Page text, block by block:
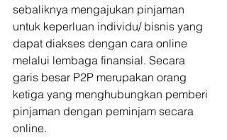
sebaliknya mengajukan pinjaman
untuk keperluan individu/ bisnis yang
dapat diakses dengan cara online
melalui lembaga finansial. Secara
garis besar P2P merupakan orang
ketiga yang menghubungkan pemberi
pinjaman dengan peminjam secara
online.